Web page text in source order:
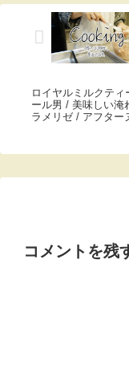
ロイヤルミルクティ
ール男 / 美味しい淹
ラメリゼ / アフター
コメントを残